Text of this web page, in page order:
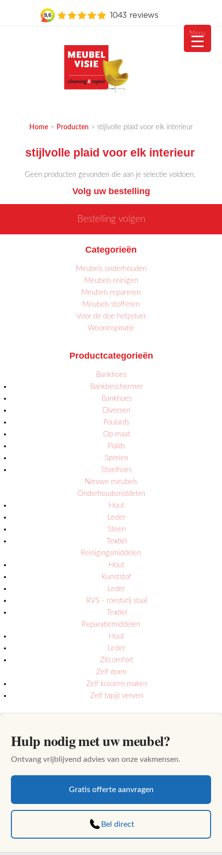
Home > Producten > stijlvolle plaid voor elk interieur
stijlvolle plaid voor elk interieur
Geen producten gevonden die aan je selectie voldoen.
Volg uw bestelling
Bestelling volgen
Categorieën
Meubels onderhouden
Meubels reinigen
Meubels repareren
Meubels stofferen
Voor de doe hetzelver
Wooninspiratie
Productcategorieën
Bankhoes
Bankbeschermer
Bankhoes
Diversen
Foulards
Op maat
Plaids
Spreien
Stoelhoes
Nieuwe meubels
Onderhoudsmiddelen
Hout
Leder
Steen
Textiel
Reinigingsmiddelen
Hout
Kunststof
Leder
RVS - roestvrij staal
Textiel
Reparatiemiddelen
Hout
Leder
Zitcomfort
Zelf doen
Zelf kussens maken
Zelf tapijt verven
Hulp nodig met uw meubel?
Ontvang vrijblijvend advies van onze vakmensen.
Gratis offerte aanvragen
Bel direct
Menu